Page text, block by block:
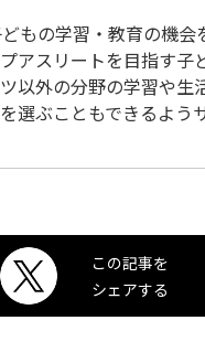
もの学習・教育の機会
プアスリートを目指す
以外の分野の学習や生
選ぶこともできるよう
この記事を
シェアする